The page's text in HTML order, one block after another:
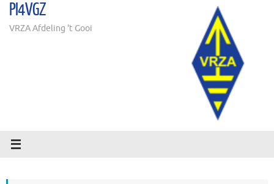
PI4VGZ
VRZA Afdeling 't Gooi